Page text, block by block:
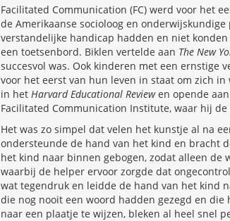
Facilitated Communication (FC) werd voor het
de Amerikaanse socioloog en
verstandelijke handicap hadden en niet
een toetsenbord. Biklen vertelde aan The New
succesvol was. Ook kinderen met een ernstige
voor het eerst van hun leven in staat om zich
in het Harvard Educational Reviewen opende
Facilitated Communication Institute, waar hij
Het was zo simpel dat velen het kunstje al na
ondersteunde de hand van het kind en bracht
het kind naar binnen gebogen, zodat alleen de
waarbij de helper ervoor zorgde dat
wat tegendruk en leidde de hand van het kind
die nog nooit een woord hadden gezegd en
naar een plaatje te wijzen, bleken al heel snel